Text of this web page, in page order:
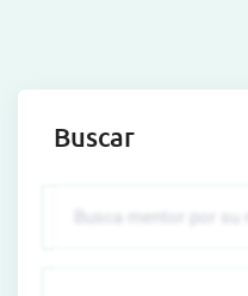
Buscar